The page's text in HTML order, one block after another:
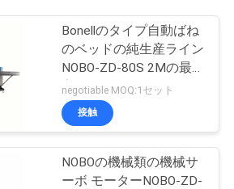
Bonellのタイプ自動ばね
のベッドの純生産ライン
NOBO-ZD-80S 2Mの最
高の幅
negotiable MOQ:1セット
接触
NOBOの機械類の機械サ
ーボ モーターNOBO-ZD-